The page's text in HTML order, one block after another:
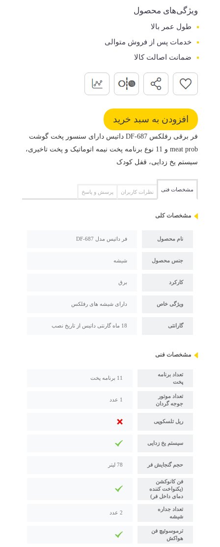
ویژگی‌های محصول
طول عمر بالا
خدمات پس از فروش متوالی
ضمانت اصالت کالا
فر برقی رفلکس DF-687 داتیس دارای سنسور پخت گوشت
meat prob و 11 نوع برنامه پخت نیمه اتوماتیک و پخت تاخیری،
سیستم یخ زدایی، قفل کودک
مشخصات فنی نظرات کاربران پرسش و پاسخ
مشخصات کلی
نام محصول فر داتیس مدل DF-687
جنس محصول شیشه
کارکرد برق
ویژگی خاص دارای شیشه های رفلکس
گارانتی 18 ماه گارنتی داتیس از تاریخ نصب
مشخصات فنی
تعداد برنامه
پخت
11 برنامه پخت
تعداد موتور
جوجه گردان
1 عدد
ریل تلسکوپی
سیستم یخ زدایی
حجم گنجایش فر 78 لیتر
فن کانوکشن
(یکنواخت کننده
دمای داخل فر)
تعداد جداره
شیشه
2 عدد
ترموسوئیچ فن
هواکش